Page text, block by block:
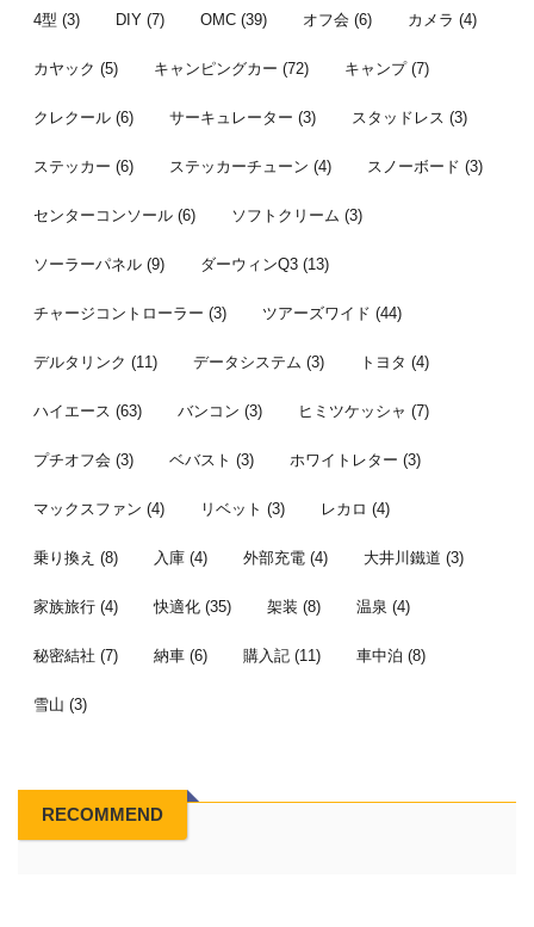
4型 (3) DIY (7) OMC (39) オフ会 (6) カメラ (4)
カヤック (5) キャンピングカー (72) キャンプ(7)
クレクール (6) サーキュレーター (3) スタッドレス (3)
ステッカー (6) ステッカーチューン (4) スノーボード (3)
センターコンソール (6) ソフトクリーム (3)
ソーラーパネル (9) ダーウィンQ3 (13)
チャージコントローラー (3) ツアーズワイド (44)
デルタリンク (11) データシステム (3) トヨタ (4)
ハイエース (63) バンコン (3) ヒミツケッシャ (7)
プチオフ会 (3) ベバスト (3) ホワイトレター (3)
マックスファン (4) リベット (3) レカロ (4)
乗り換え (8) 入庫 (4) 外部充電 (4) 大井川鐵道 (3)
家族旅行 (4) 快適化 (35) 架装 (8) 温泉 (4)
秘密結社 (7) 納車 (6) 購入記 (11) 車中泊 (8)
雪山 (3)
RECOMMEND